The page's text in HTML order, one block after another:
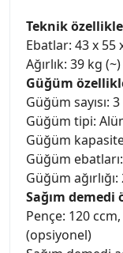
Teknik
Ebatlar: 43 x 55
Ağırlık: 39 kg (~)
Güğüm
Güğüm sayısı: 3
Güğüm tipi:
Güğüm
Güğüm
Güğüm
Sağım demedi
Pençe: 120
(opsiyonel)